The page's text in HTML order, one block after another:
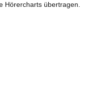
Hörercharts übertragen.